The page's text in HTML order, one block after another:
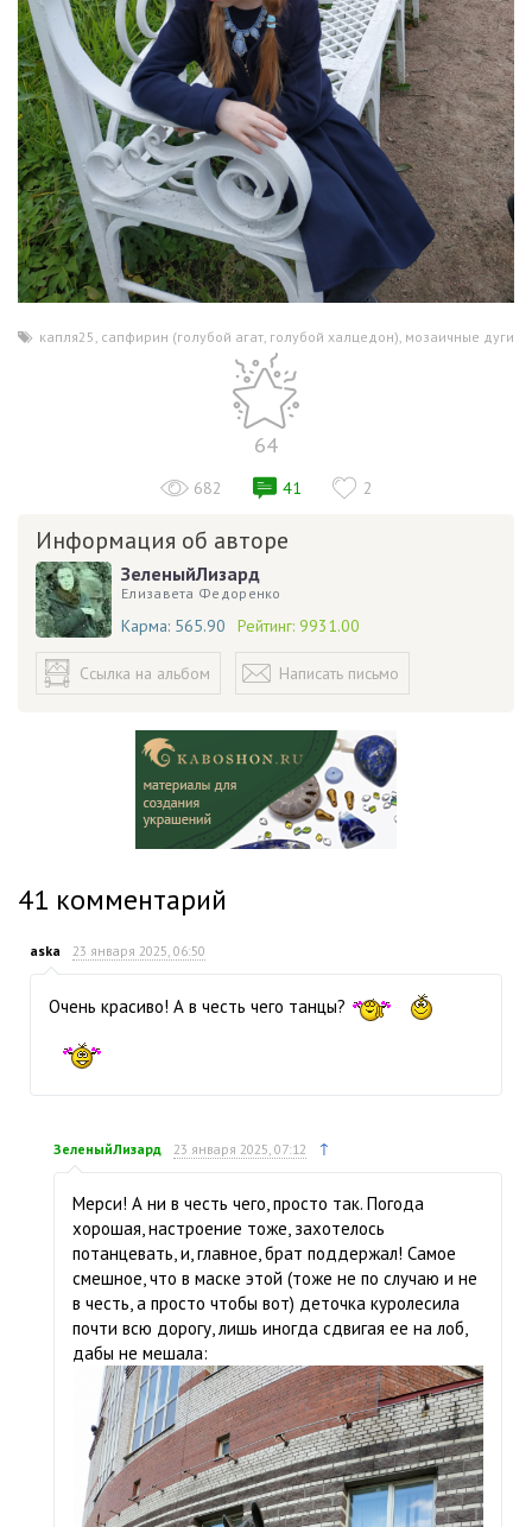
капля25 сапфирин (голубой агат голубой халцедон) мозаичные дуги
64
682 41 2
Информация об авторе
ЗеленыйЛизард
Елизавета Федоренко
Карма: 565.90 Рейтинг: 9931.00
Ссылка на альбом Написать письмо
41 комментарий
aska 23 января 2025, 06:50
Очень красиво! А в честь чего танцы?
ЗеленыйЛизард 23 января 2025, 07:12 ↑
Мерси! А ни в честь чего, просто так. Погода
хорошая, настроение тоже, захотелось
потанцевать, и, главное, брат поддержал! Самое
смешное, что в маске этой (тоже не по случаю и не
в честь, а просто чтобы вот) деточка куролесила
почти всю дорогу, лишь иногда сдвигая ее на лоб,
дабы не мешала: